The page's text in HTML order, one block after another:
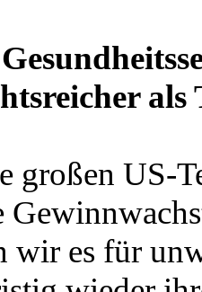
als
großen US-
wir es für